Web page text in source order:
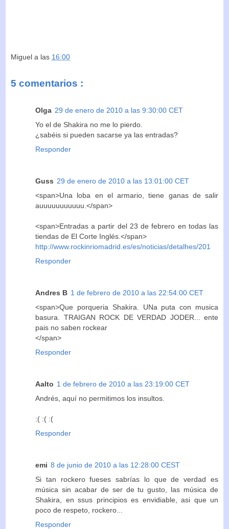
Miguel a las 16:00
5 comentarios :
Olga 29 de enero de 2010 a las 9:30:00 CET
Yo el de Shakira no me lo pierdo.
¿sabéis si pueden sacarse ya las entradas?
Responder
Guss 29 de enero de 2010 a las 13:01:00 CET
<span>Una loba en el armario, tiene ganas de salir
auuuuuuuuuuu.</span>
<span>Entradas a partir del 23 de febrero en todas las
tiendas de El Corte Inglés.</span>
http://www.rockinriomadrid.es/es/noticias/detalhes/201
Responder
Andres B 1 de febrero de 2010 a las 22:54:00 CET
<span>Que porqueria Shakira. UNa puta con musica
basura. TRAIGAN ROCK DE VERDAD JODER... ente
pais no saben rockear
</span>
Responder
Aalto 1 de febrero de 2010 a las 23:19:00 CET
Andrés, aquí no permitimos los insultos.
:( :( :(
Responder
emi 8 de junio de 2010 a las 12:28:00 CEST
Si tan rockero fueses sabrías lo que de verdad es
música sin acabar de ser de tu gusto, las música de
Shakira, en ssus principios es envidiable, asi que un
poco de respeto, rockero...
Responder